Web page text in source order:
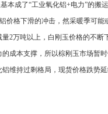
本成了“工业氧化铝+电力”的搬
价格下滑的冲击，然采暖季可
2万吨以上，白刚玉价格的不
成本支撑，所以棕刚玉市场暂
维持过剩格局，现货价格跌势